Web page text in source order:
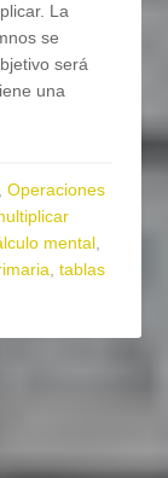
La
se
será
una
,Operaciones
mental,
,tablas